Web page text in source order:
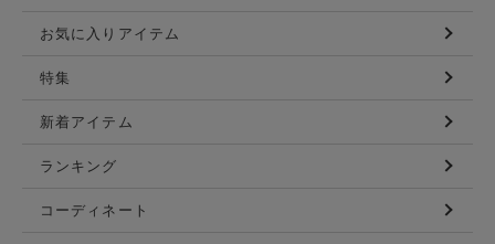
お気に入りアイテム
特集
新着アイテム
ランキング
コーディネート